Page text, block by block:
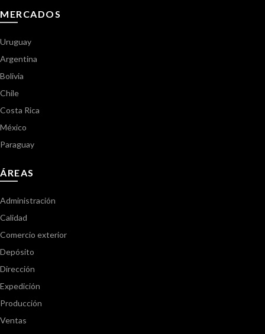
MERCADOS
Uruguay
Argentina
Bolivia
Chile
Costa Rica
México
Paraguay
ÁREAS
Administración
Calidad
Comercio exterior
Depósito
Dirección
Expedición
Producción
Ventas